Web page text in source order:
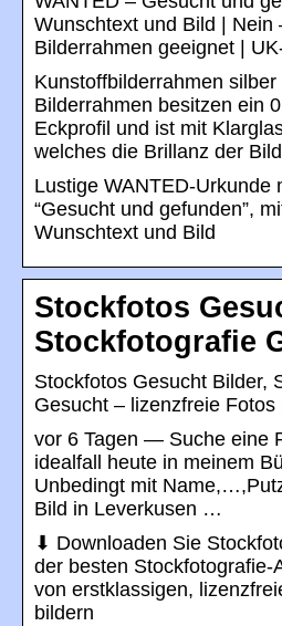
Wunschtext und Bild | Nein
Bilderrahmen geeignet |
Kunstoffbilderrahmen silber
Bilderrahmen besitzen ein
Eckprofil und ist mit
welches die Brillanz der
Lustige WANTED-Urkunde
“Gesucht und gefunden”,
Wunschtext und Bild
Stockfotos
Stockfotografie
Stockfotos Gesucht Bilder,
Gesucht – lizenzfreie
vor 6 Tagen — Suche eine
idealfall heute in meinem
Unbedingt mit
Bild in Leverkusen …
⬇ Downloaden Sie
der besten
von erstklassigen,
bildern